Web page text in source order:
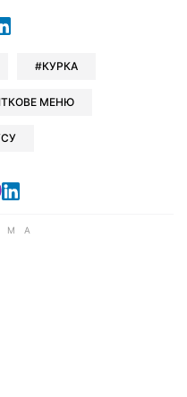
Facebook
у Xу Viber
у Whatsapp
у Messenger
відправити у LinkedIn
КУРКА
МЕНЮ
Facebook
у X у Google news
Читайте у Viber
Читайте у LinkedIn